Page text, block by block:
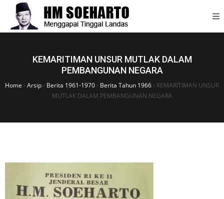
KEMARITIMAN UNSUR MUTLAK DALAM
PEMBANGUNAN NEGARA
Home › Arsip › Berita 1961-1970 › Berita Tahun 1966 › KEMARITIMAN UNSUR
MUTLAK DALAM PEMBANGUNAN NEGARA